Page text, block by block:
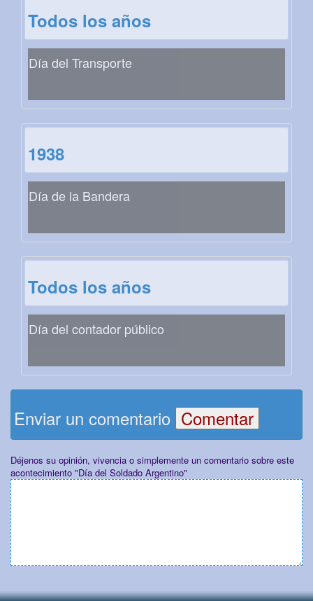
Todos los años
Día del Transporte
1938
Día de la Bandera
Todos los años
Día del contador público
Enviar un comentario
Déjenos su opinión, vivencia o simplemente un comentario sobre este
acontecimiento "Día del Soldado Argentino"